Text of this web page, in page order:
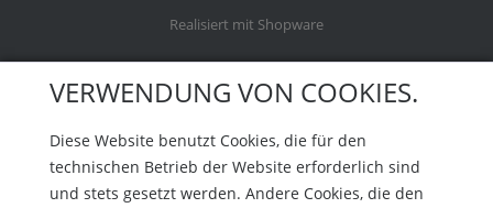
Realisiert mit Shopware
VERWENDUNG VON COOKIES.
Diese Website benutzt Cookies, die für den
technischen Betrieb der Website erforderlich sind
und stets gesetzt werden. Andere Cookies, die den